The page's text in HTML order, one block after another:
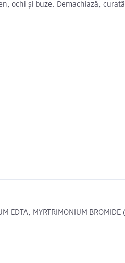
ochi și buze. Demachiază,
EDTA, MYRTRIMONIUM